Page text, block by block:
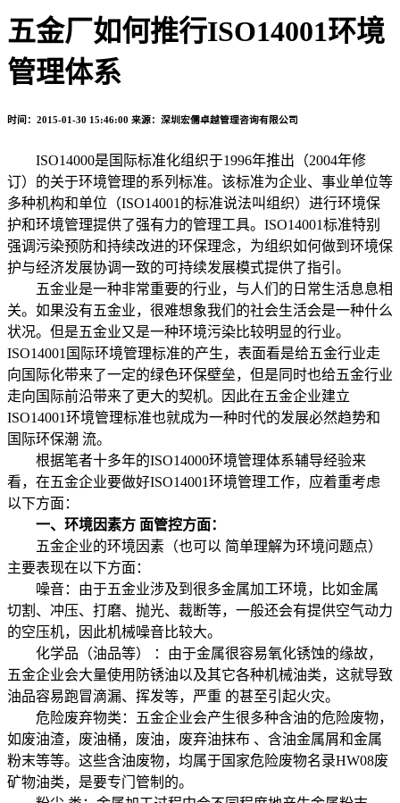
五金厂如何推行ISO14001环境
管理体系
时间：2015-01-30 15:46:00 来源：深圳宏儒卓越管理咨询有限公司
ISO14000是国际标准化组织于1996年推出（2004年修
订）的关于环境管理的系列标准。该标准为企业、事业单位等
多种机构和单位（ISO14001的标准说法叫组织）进行环境保
护和环境管理提供了强有力的管理工具。ISO14001标准特别
强调污染预防和持续改进的环保理念，为组织如何做到环境保
护与经济发展协调一致的可持续发展模式提供了指引。
五金业是一种非常重要的行业，与人们的日常生活息息相
关。如果没有五金业，很难想象我们的社会生活会是一种什么
状况。但是五金业又是一种环境污染比较明显的行业。
ISO14001国际环境管理标准的产生，表面看是给五金行业走
向国际化带来了一定的绿色环保壁垒，但是同时也给五金行业
走向国际前沿带来了更大的契机。因此在五金企业建立
ISO14001环境管理标准也就成为一种时代的发展必然趋势和
国际环保潮 流。
根据笔者十多年的ISO14000环境管理体系辅导经验来
看，在五金企业要做好ISO14001环境管理工作，应着重考虑
以下方面：
一、环境因素方 面管控方面：
五金企业的环境因素（也可以 简单理解为环境问题点）
主要表现在以下方面：
噪音：由于五金业涉及到很多金属加工环境，比如金属
切割、冲压、打磨、抛光、裁断等，一般还会有提供空气动力
的空压机，因此机械噪音比较大。
化学品（油品等） ：由于金属很容易氧化锈蚀的缘故，
五金企业会大量使用防锈油以及其它各种机械油类，这就导致
油品容易跑冒滴漏、挥发等，严重 的甚至引起火灾。
危险废弃物类：五金企业会产生很多种含油的危险废物，
如废油渣，废油桶，废油，废弃油抹布 、含油金属屑和金属
粉末等等。这些含油废物，均属于国家危险废物名录HW08废
矿物油类，是要专门管制的。